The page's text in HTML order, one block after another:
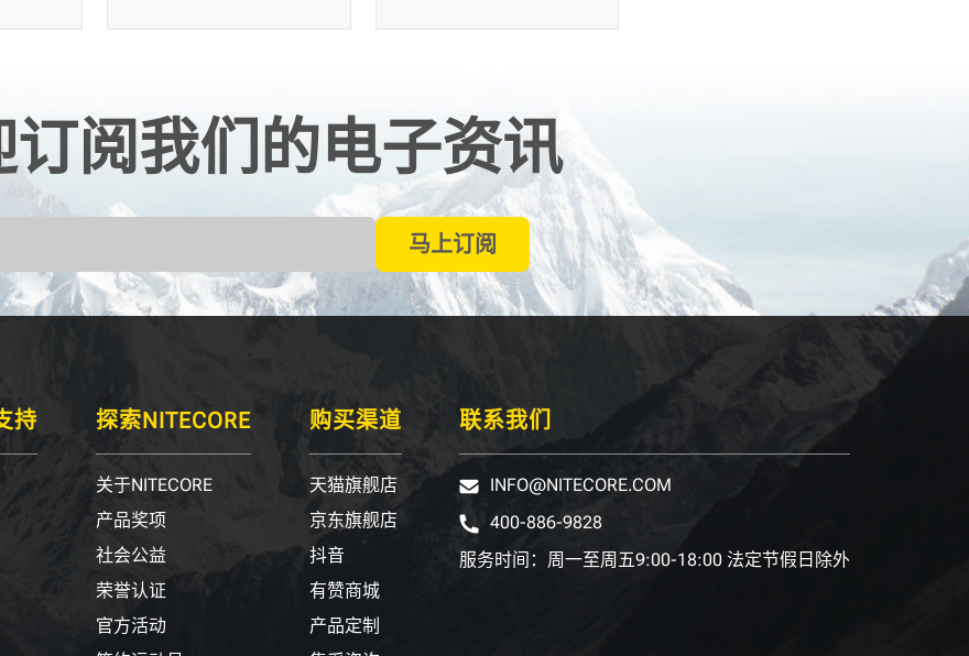
订阅我们的电子资讯
马上订阅
持 探索NITECORE
关于NITECORE
产品奖项
社会公益
荣誉认证
官方活动
购买渠道
天猫旗舰店
京东旗舰店
抖音
有赞商城
产品定制
联系我们
INFO@NITECORE.COM
400-886-9828
服务时间：周一至周五9:00-18:00 法定节假日除外